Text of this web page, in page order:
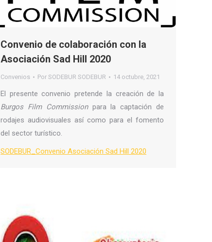
Convenio de colaboración con la
Asociación Sad Hill 2020
Convenios Por SODEBUR SODEBUR 14 octubre, 2021
El presente convenio pretende la creación de la
Burgos Film Commissionpara la captación de
rodajes audiovisuales así como para el fomento
del sector turístico.
SODEBUR_Convenio Asociación Sad Hill 2020